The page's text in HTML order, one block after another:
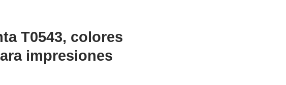
T0543, colores
impresiones